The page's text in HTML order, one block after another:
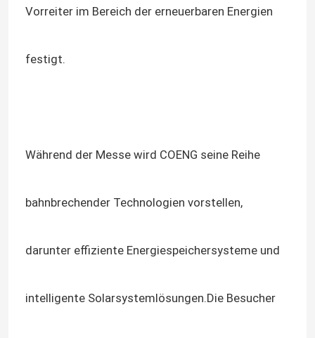
Vorreiter im Bereich der erneuerbaren Energien
festigt.
Während der Messe wird COENG seine Reihe
bahnbrechender Technologien vorstellen,
darunter effiziente Energiespeichersysteme und
intelligente Solarsystemlösungen.Die Besucher